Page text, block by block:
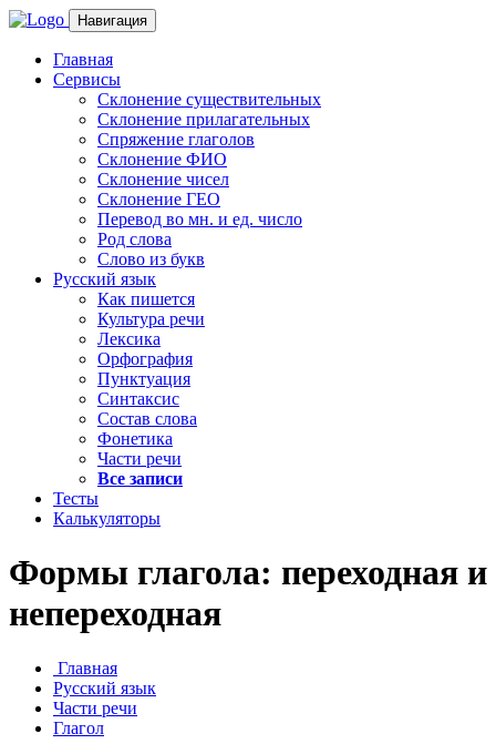
Навигация
Главная
Сервисы
Склонение существительных
Склонение прилагательных
Спряжение глаголов
Склонение ФИО
Склонение чисел
Склонение ГЕО
Перевод во мн. и ед. число
Род слова
Слово из букв
Русский язык
Как пишется
Культура речи
Лексика
Орфография
Пунктуация
Синтаксис
Состав слова
Фонетика
Части речи
Все записи
Тесты
Калькуляторы
Формы глагола: переходная и
непереходная
Главная
Русский язык
Части речи
Глагол